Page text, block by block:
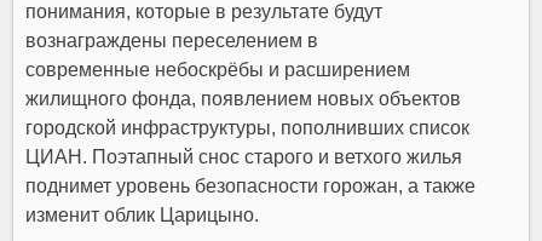
понимания, которые в результате будут
вознаграждены переселением в
современные небоскрёбы и расширением
жилищного фонда, появлением новых объектов
городской инфраструктуры, пополнивших список
ЦИАН. Поэтапный снос старого и ветхого жилья
поднимет уровень безопасности горожан, а также
изменит облик Царицыно.